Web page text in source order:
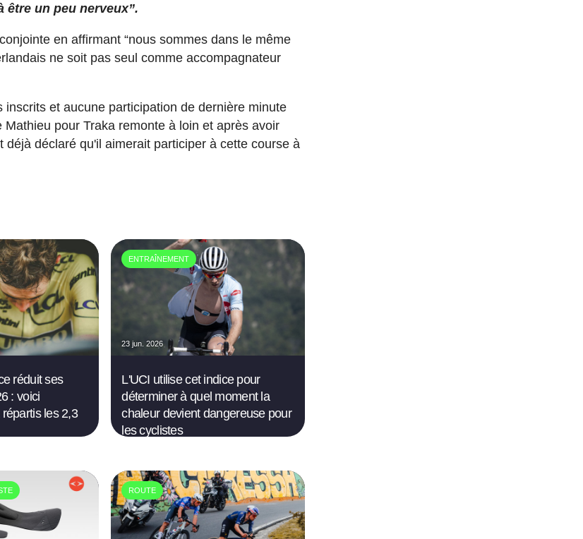
être un peu nerveux”.
en affirmant “nous sommes dans le même
ne soit pas seul comme accompagnateur
et aucune participation de dernière minute
pour Traka remonte à loin et après avoir
déclaré qu'il aimerait participer à cette course à
réduit ses
: voici
les 2,3
ENTRAÎNEMENT
23 jun. 2026
L'UCI utilise cet indice pour
déterminer à quel moment la
chaleur devient dangereuse pour
les cyclistes
ROUTE